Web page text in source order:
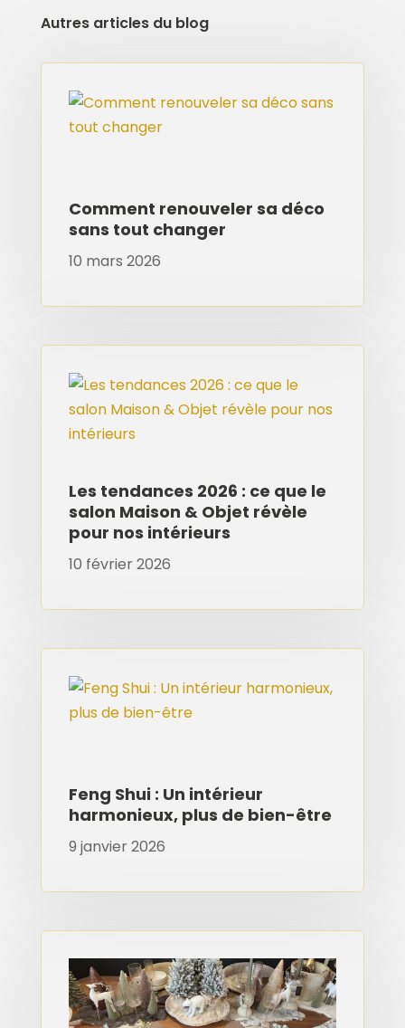
Autres articles du blog
Comment renouveler sa déco
sans tout changer
10 mars 2026
Les tendances 2026 : ce que le
salon Maison & Objet révèle
pour nos intérieurs
10 février 2026
Feng Shui : Un intérieur
harmonieux, plus de bien-être
9 janvier 2026